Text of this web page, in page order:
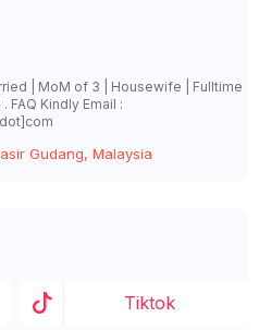
| MoM of 3 | Housewife | Fulltime
FAQ Kindly Email :
Gudang, Malaysia
Tiktok